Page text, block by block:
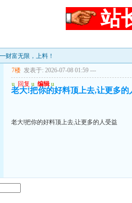
站
财富无限，上料！
7楼 发表于: 2026-07-08 01:59 ---
u 回复 u 编辑 u
老大!把你的好料顶上去,让更多的
老大!把你的好料顶上去,让更多的人受益